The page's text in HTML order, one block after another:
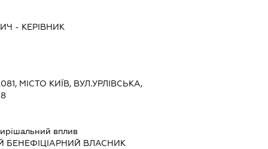
- КЕРІВНИК
МІСТО КИЇВ, ВУЛ.УРЛІВСЬКА,
вплив
БЕНЕФІЦІАРНИЙ ВЛАСНИК